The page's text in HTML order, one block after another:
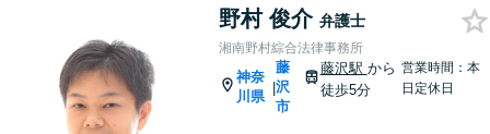
野村 俊介 弁護士
湘南野村綜合法律事務所
神奈
川県
|
藤
沢
市
藤沢駅 から
徒歩5分
営業時間：本
日定休日